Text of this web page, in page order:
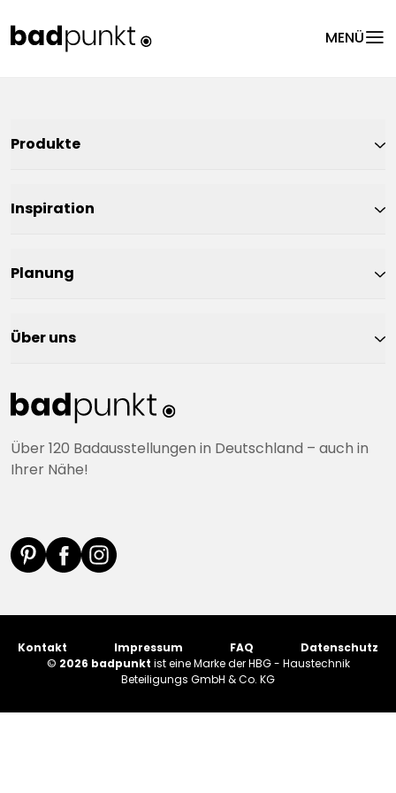
MENÜmenu
Über 120 Badausstellungen in Deutschland – auch in
Ihrer Nähe!
Produkte
Inspiration
Planung
Über uns
© 2026 badpunkt ist eine Marke der HBG - Haustechnik
Beteiligungs GmbH & Co. KG
Kontakt Impressum FAQ Datenschutz